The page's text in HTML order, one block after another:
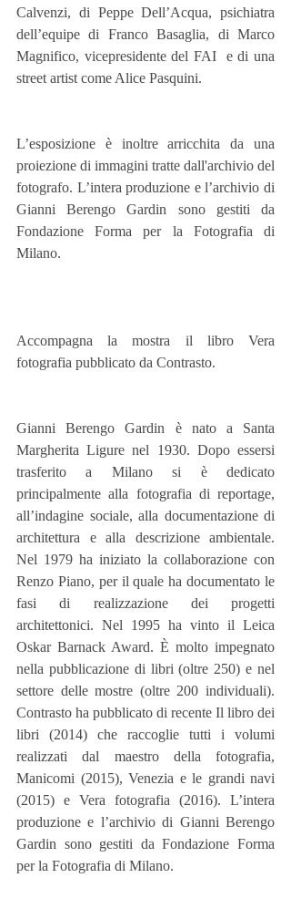
Calvenzi, di Peppe Dell’Acqua, psichiatra
dell’equipe di Franco Basaglia, di Marco
Magnifico, vicepresidente del FAI  e di una
street artist come Alice Pasquini.
L’esposizione è inoltre arricchita da una
proiezione di immagini tratte dall'archivio del
fotografo. L’intera produzione e l’archivio di
Gianni Berengo Gardin sono gestiti da
Fondazione Forma per la Fotografia di
Milano.
Accompagna la mostra il libro Vera
fotografia pubblicato da Contrasto.
Gianni Berengo Gardin è nato a Santa
Margherita Ligure nel 1930. Dopo essersi
trasferito a Milano si è dedicato
principalmente alla fotografia di reportage,
all’indagine sociale, alla documentazione di
architettura e alla descrizione ambientale.
Nel 1979 ha iniziato la collaborazione con
Renzo Piano, per il quale ha documentato le
fasi di realizzazione dei progetti
architettonici. Nel 1995 ha vinto il Leica
Oskar Barnack Award. È molto impegnato
nella pubblicazione di libri (oltre 250) e nel
settore delle mostre (oltre 200 individuali).
Contrasto ha pubblicato di recente Il libro dei
libri (2014) che raccoglie tutti i volumi
realizzati dal maestro della fotografia,
Manicomi (2015), Venezia e le grandi navi
(2015) e Vera fotografia (2016). L’intera
produzione e l’archivio di Gianni Berengo
Gardin sono gestiti da Fondazione Forma
per la Fotografia di Milano.